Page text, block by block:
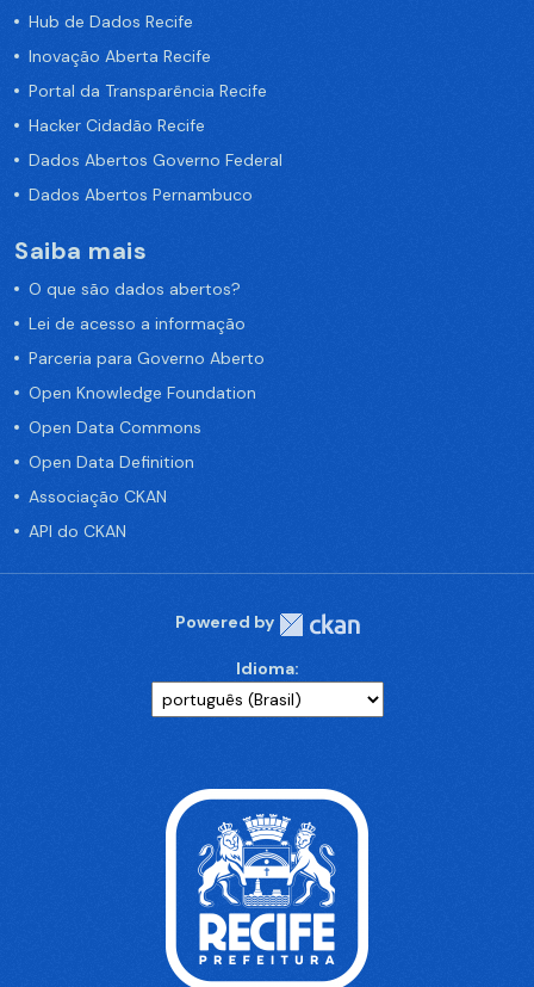
Hub de Dados Recife
Inovação Aberta Recife
Portal da Transparência Recife
Hacker Cidadão Recife
Dados Abertos Governo Federal
Dados Abertos Pernambuco
Saiba mais
O que são dados abertos?
Lei de acesso a informação
Parceria para Governo Aberto
Open Knowledge Foundation
Open Data Commons
Open Data Definition
Associação CKAN
API do CKAN
Powered by
Idioma